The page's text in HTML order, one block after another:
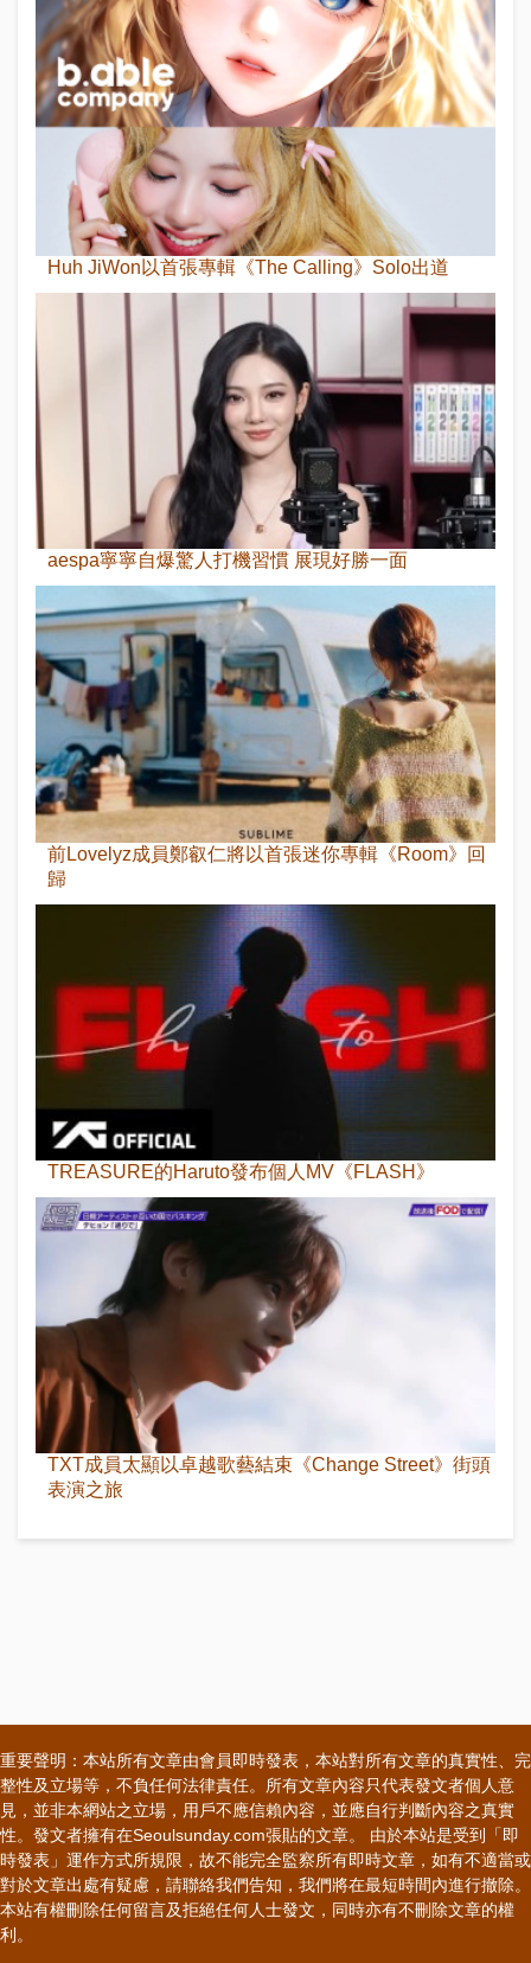
Huh JiWon以首張專輯《The Calling》Solo出道
aespa寧寧自爆驚人打機習慣 展現好勝一面
前Lovelyz成員鄭叡仁將以首張迷你專輯《Room》回
歸
TREASURE的Haruto發布個人MV《FLASH》
TXT成員太顯以卓越歌藝結束《Change Street》街頭
表演之旅
重要聲明：本站所有文章由會員即時發表，本站對所有文章的真實性、完
整性及立場等，不負任何法律責任。所有文章內容只代表發文者個人意
見，並非本網站之立場，用戶不應信賴內容，並應自行判斷內容之真實
性。發文者擁有在Seoulsunday.com張貼的文章。 由於本站是受到「即
時發表」運作方式所規限，故不能完全監察所有即時文章，如有不適當或
對於文章出處有疑慮，請聯絡我們告知，我們將在最短時間內進行撤除。
本站有權刪除任何留言及拒絕任何人士發文，同時亦有不刪除文章的權
利。